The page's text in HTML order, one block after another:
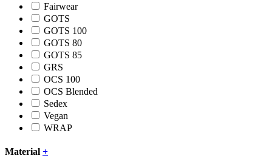
Fairwear
GOTS
GOTS 100
GOTS 80
GOTS 85
GRS
OCS 100
OCS Blended
Sedex
Vegan
WRAP
Material +